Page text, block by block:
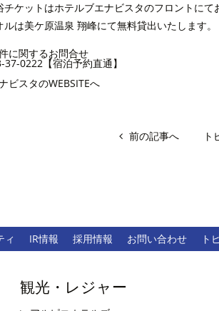
チケットはホテルブエナビスタのフロントにて
ルは美ケ原温泉 翔峰にて無料貸出いたします。
に関するお問合せ
37-0222【宿泊予約直通】
ビスタのWEBSITEへ
前の記事へ ト
ィ IR情報 採用情報 お問い合わせ ト
観光・レジャー